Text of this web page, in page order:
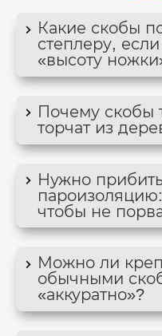
Какие скобы
степлеру,
«высоту
Почему скобы
торчат из
Нужно
чтобы не
Можно ли
обычными
«аккуратно»?